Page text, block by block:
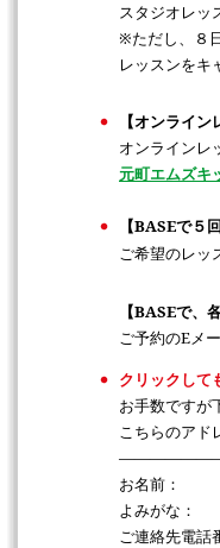
スタジオレッ
※ただし、８
レッスンをキ
【オンライン
オンラインレ
元町エムズキ
【BASEで５
ご希望のレッ
【BASEで、
ご予約のEメ
クリックして
お手数ですが
こちらのアド
お名前：
よみがな：
ご連絡先電話